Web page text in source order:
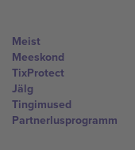
Meist
Meeskond
TixProtect
Jälg
Tingimused
Partnerlusprogramm